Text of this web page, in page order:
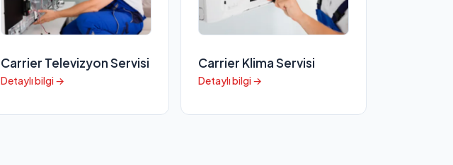
Carrier Televizyon Servisi
Detaylı bilgi →
Carrier Klima Servisi
Detaylı bilgi →